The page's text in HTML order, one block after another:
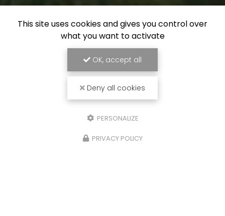
This site uses cookies and gives you control over
what you want to activate
OK, accept all
Deny all cookies
PERSONALIZE
PRIVACY POLICY